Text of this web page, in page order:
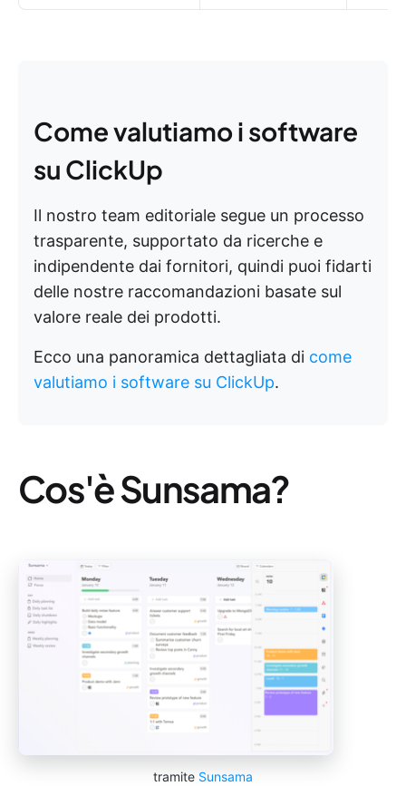
Come valutiamo i software
su ClickUp
Il nostro team editoriale segue un processo
trasparente, supportato da ricerche e
indipendente dai fornitori, quindi puoi fidarti
delle nostre raccomandazioni basate sul
valore reale dei prodotti.
Ecco una panoramica dettagliata di come
valutiamo i software su ClickUp.
Cos'è Sunsama?
tramite Sunsama